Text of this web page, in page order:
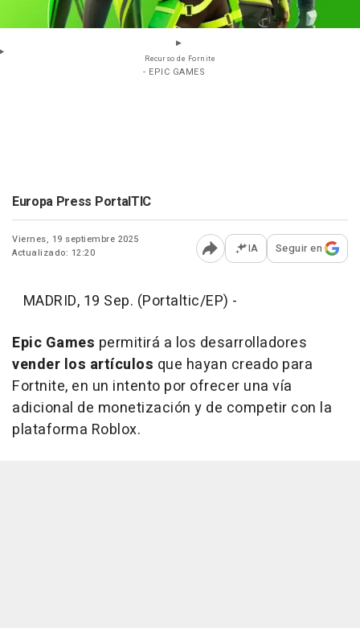
Recurso de Fornite
- EPIC GAMES
Europa Press PortalTIC
Viernes, 19 septiembre 2025
Actualizado: 12:20
Abrir opciones para
IA Seguir en
MADRID, 19 Sep. (Portaltic/EP) -
Epic Games permitirá a los desarrolladores
vender los artículos que hayan creado para
Fortnite, en un intento por ofrecer una vía
adicional de monetización y de competir con la
plataforma Roblox.